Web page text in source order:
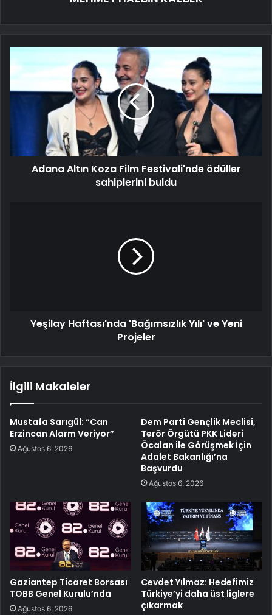
Adana Altın Koza Film Festivali'nde ödüller
sahiplerini buldu
Yeşilay Haftası'nda 'Bağımsızlık Yılı' ve Yeni
Projeler
İlgili Makaleler
Mustafa Sarıgül: “Can
Erzincan Alarm Veriyor”
Ağustos 6, 2026
Dem Parti Gençlik Meclisi,
Terör Örgütü PKK Lideri
Öcalan ile Görüşmek İçin
Adalet Bakanlığı’na
Başvurdu
Ağustos 6, 2026
Gaziantep Ticaret Borsası
TOBB Genel Kurulu’nda
Ağustos 6, 2026
Cevdet Yılmaz: Hedefimiz
Türkiye’yi daha üst liglere
çıkarmak